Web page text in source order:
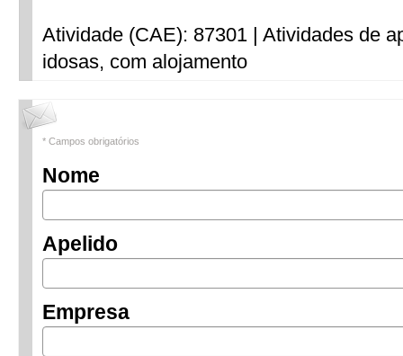
Atividade (CAE): 87301 | Atividades de
idosas, com alojamento
* Campos obrigatórios
Nome
Apelido
Empresa